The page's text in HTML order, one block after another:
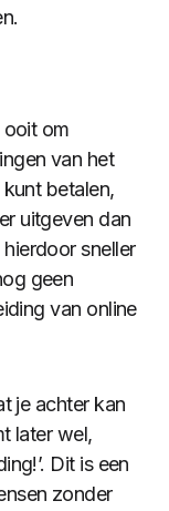
ooit om
van het
betalen,
uitgeven dan
sneller
geen
van online
je achter kan
later wel,
Dit is een
zonder